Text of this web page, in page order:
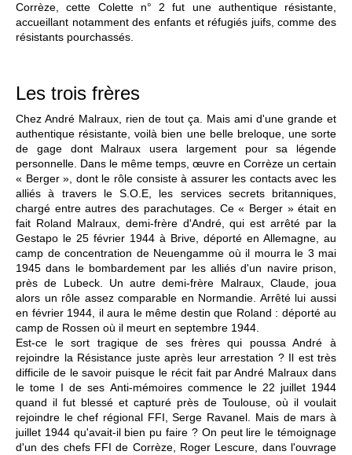
Corrèze, cette Colette n° 2 fut une authentique résistante,
accueillant notamment des enfants et réfugiés juifs, comme des
résistants pourchassés.
Les trois frères
Chez André Malraux, rien de tout ça. Mais ami d'une grande et
authentique résistante, voilà bien une belle breloque, une sorte
de gage dont Malraux usera largement pour sa légende
personnelle. Dans le même temps, œuvre en Corrèze un certain
« Berger », dont le rôle consiste à assurer les contacts avec les
alliés à travers le S.O.E, les services secrets britanniques,
chargé entre autres des parachutages. Ce « Berger » était en
fait Roland Malraux, demi-frère d'André, qui est arrêté par la
Gestapo le 25 février 1944 à Brive, déporté en Allemagne, au
camp de concentration de Neuengamme où il mourra le 3 mai
1945 dans le bombardement par les alliés d'un navire prison,
près de Lubeck. Un autre demi-frère Malraux, Claude, joua
alors un rôle assez comparable en Normandie. Arrêté lui aussi
en février 1944, il aura le même destin que Roland : déporté au
camp de Rossen où il meurt en septembre 1944.
Est-ce le sort tragique de ses frères qui poussa André à
rejoindre la Résistance juste après leur arrestation ? Il est très
difficile de le savoir puisque le récit fait par André Malraux dans
le tome I de ses Anti-mémoires commence le 22 juillet 1944
quand il fut blessé et capturé près de Toulouse, où il voulait
rejoindre le chef régional FFI, Serge Ravanel. Mais de mars à
juillet 1944 qu'avait-il bien pu faire ? On peut lire le témoignage
d'un des chefs FFI de Corrèze, Roger Lescure, dans l'ouvrage